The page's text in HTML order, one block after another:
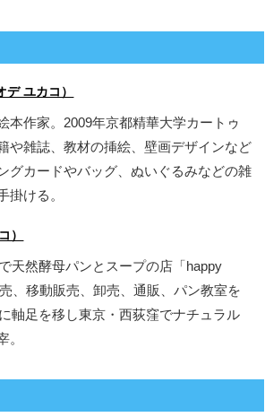
ユカコ）
本作家。2009年京都精華大学カートゥ
や雑誌、教材の挿絵、壁画デザインなど
グカードやバッグ、ぬいぐるみなどの雑
掛ける。
）
天然酵母パンとスープの店「happy
、移動販売、卸売、通販、パン教室を
軸足を移し東京・西荻窪でナチュラル
。